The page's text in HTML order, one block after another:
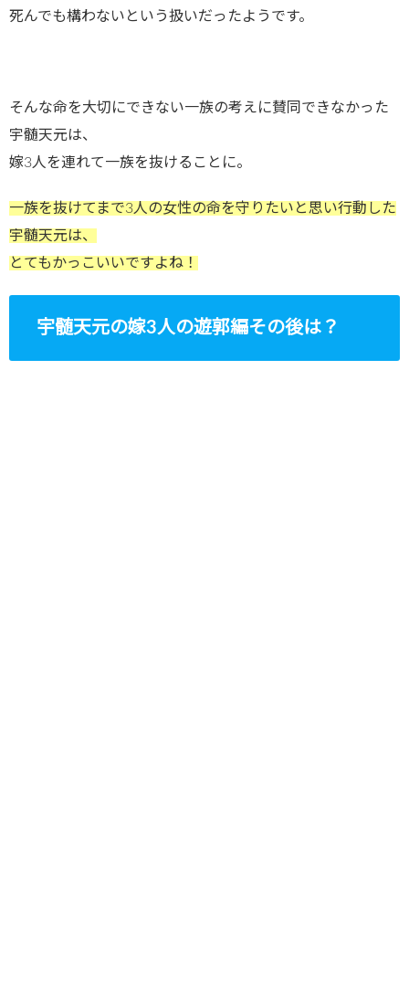
死んでも構わないという扱いだったようです。
そんな命を大切にできない一族の考えに賛同できなかった
宇髄天元は、
嫁3人を連れて一族を抜けることに。
一族を抜けてまで3人の女性の命を守りたいと思い行動した
宇髄天元は、
とてもかっこいいですよね！
宇髄天元の嫁3人の遊郭編その後は？